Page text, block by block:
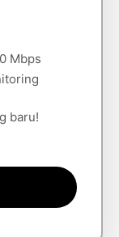
Mbps
baru!